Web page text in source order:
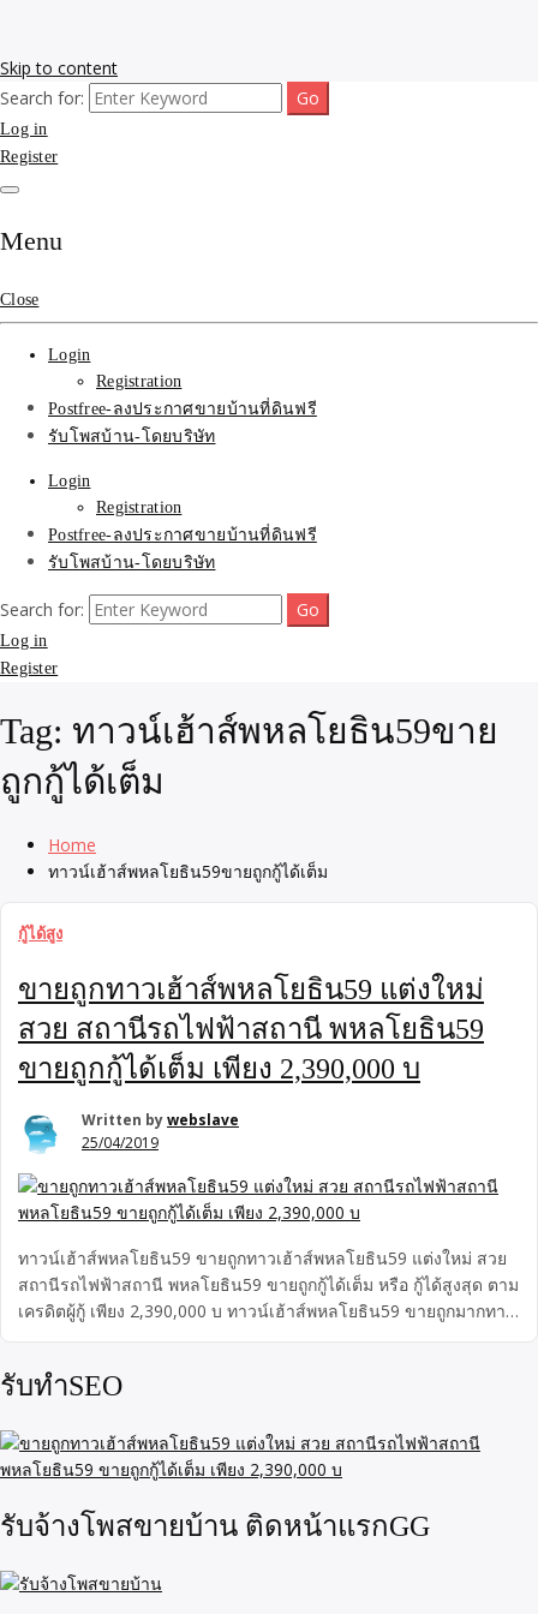
Skip to content
รับจ้างโพสขายบ้าน ติดAI
Search รับทำSEOรายเดือน
ติดหน้า1google ราคาถูก
มาก SEOขายของ บ้าน
ที่ดินฟรีประกาศ ที่เดียวใน
เมืองไทย
รับโพสต์เว็บขายบ้าน อสังหา ทำSEOรายเดือนราคาถูก เน้นติดAI โพสต์
ประกาศบ้านที่ดินฟรี SEOขายบ้าน รับจ้างโพสต์บ้านที่ดินติดหน้า1goolge
ราคาถูกที่สุด ฟรีลงประกาศอสังหา รับทำSEOขายสินค้า
Search for:
Log in
Register
Menu
Close
Login
Registration
Postfree-ลงประกาศขายบ้านที่ดินฟรี
รับโพสบ้าน-โดยบริษัท
Login
Registration
Postfree-ลงประกาศขายบ้านที่ดินฟรี
รับโพสบ้าน-โดยบริษัท
Search for:
Log in
Register
Tag: ทาวน์เฮ้าส์พหลโยธิน59ขาย
ถูกกู้ได้เต็ม
Home
ทาวน์เฮ้าส์พหลโยธิน59ขายถูกกู้ได้เต็ม
กู้ได้สูง
ขายถูกทาวเฮ้าส์พหลโยธิน59 แต่งใหม่
สวย สถานีรถไฟฟ้าสถานี พหลโยธิน59
ขายถูกกู้ได้เต็ม เพียง 2,390,000 บ
Written bywebslave
25/04/2019
ทาวน์เฮ้าส์พหลโยธิน59 ขายถูกทาวเฮ้าส์พหลโยธิน59 แต่งใหม่ สวย
สถานีรถไฟฟ้าสถานี พหลโยธิน59 ขายถูกกู้ได้เต็ม หรือ กู้ได้สูงสุด ตาม
เครดิตผู้กู้ เพียง 2,390,000 บ ทาวน์เฮ้าส์พหลโยธิน59 ขายถูกมากทาว
2,390,000 บ
รับทำSEO
รับจ้างโพสขายบ้าน ติดหน้าแรกGG